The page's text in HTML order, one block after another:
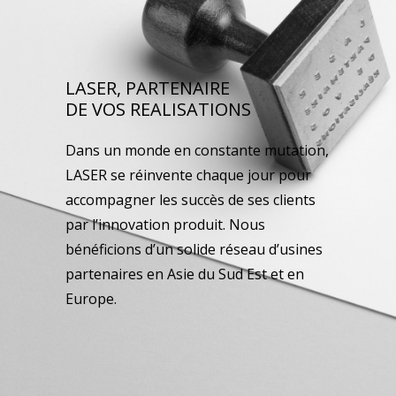
LASER, PARTENAIRE
DE VOS REALISATIONS
Dans un monde en constante mutation,
LASER se réinvente chaque jour pour
accompagner les succès de ses clients
par l’innovation produit. Nous
bénéficions d’un solide réseau d’usines
partenaires en Asie du Sud Est et en
Europe.